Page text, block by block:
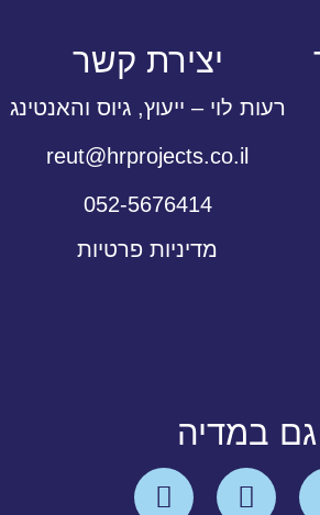
יצירת קשר
רעות לוי – ייעוץ, גיוס והאנטינג
reut@hrprojects.co.il
052-5676414
מדיניות פרטיות
גם במדיה